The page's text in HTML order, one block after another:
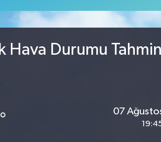
BİST100 13.773
Hava Durumu
°
07